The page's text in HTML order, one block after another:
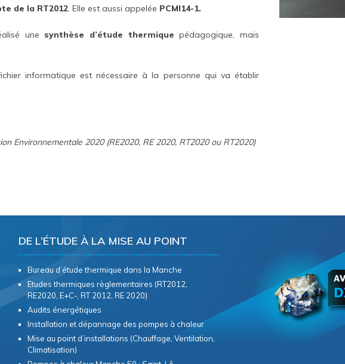
de la RT2012. Elle est aussi appelée PCMI14-1.
une synthèse d’étude thermique pédagogique, mais
informatique est nécessaire à la personne qui va établir
Environnementale 2020 (RE2020, RE 2020, RT2020 ou RT2020)
DE L’ÉTUDE À LA MISE AU POINT
Bureau d’étude thermique dans la Manche
Etudes thermiques règlementaires (RT2012,
RE2020, E+C-, RT 2012, RE 2020)
Audits énergétiques
Installation et dépannage des pompes à chaleur
Mise au point d’installations (Chauffage, Ventilation,
Climatisation)